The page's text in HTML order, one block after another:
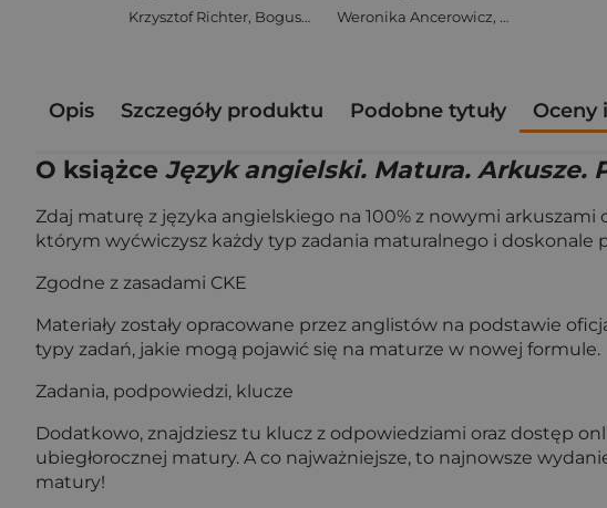
Krzysztof Richter, Bogusław Solecki Weronika Ancerowicz, Marta Bijan
Opis Szczegóły produktu Podobne tytuły Oceny
O książce Język angielski. Matura. Arkusze.
Zdaj maturę z języka angielskiego na 100% z nowymi
którym wyćwiczysz każdy typ zadania maturalnego i doskonale
Zgodne z zasadami CKE
Materiały zostały opracowane przez anglistów na podstawie
typy zadań, jakie mogą pojawić się na maturze w nowej formule.
Zadania, podpowiedzi, klucze
Dodatkowo, znajdziesz tu klucz z odpowiedziami oraz dostęp
ubiegłorocznej matury. A co najważniejsze, to najnowsze
matury!